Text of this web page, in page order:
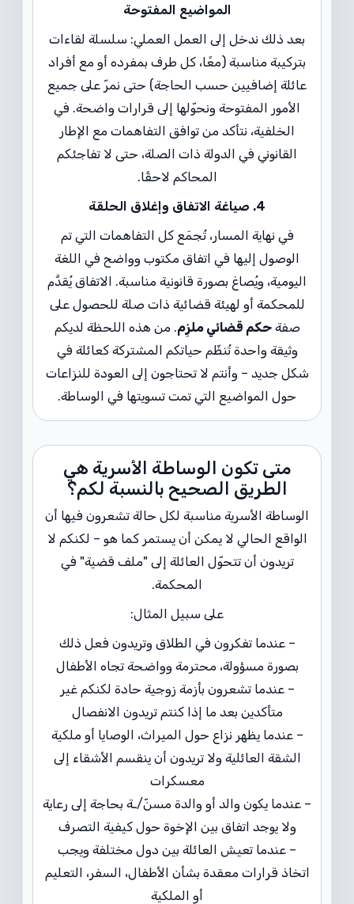
المواضيع المفتوحة
بعد ذلك ندخل إلى العمل العملي: سلسلة لقاءات
بتركيبة مناسبة (معًا، كل طرف بمفرده أو مع أفراد
عائلة إضافيين حسب الحاجة) حتى نمرّ على جميع
الأمور المفتوحة ونحوّلها إلى قرارات واضحة. في
الخلفية، نتأكد من توافق التفاهمات مع الإطار
القانوني في الدولة ذات الصلة، حتى لا تفاجئكم
المحاكم لاحقًا.
4. صياغة الاتفاق وإغلاق الحلقة
في نهاية المسار، تُجمَع كل التفاهمات التي تم
الوصول إليها في اتفاق مكتوب وواضح في اللغة
اليومية، ويُصاغ بصورة قانونية مناسبة. الاتفاق يُقدَّم
للمحكمة أو لهيئة قضائية ذات صلة للحصول على
صفةحكم قضائي ملزِم. من هذه اللحظة لديكم
وثيقة واحدة تُنظّم حياتكم المشتركة كعائلة في
شكل جديد – وأنتم لا تحتاجون إلى العودة للنزاعات
حول المواضيع التي تمت تسويتها في الوساطة.
متى تكون الوساطة الأسرية هي
الطريق الصحيح بالنسبة لكم؟
الوساطة الأسرية مناسبة لكل حالة تشعرون فيها أن
الواقع الحالي لا يمكن أن يستمر كما هو – لكنكم لا
تريدون أن تتحوّل العائلة إلى "ملف قضية" في
المحكمة.
على سبيل المثال:
– عندما تفكرون في الطلاق وتريدون فعل ذلك
بصورة مسؤولة، محترمة وواضحة تجاه الأطفال
– عندما تشعرون بأزمة زوجية حادة لكنكم غير
متأكدين بعد ما إذا كنتم تريدون الانفصال
– عندما يظهر نزاع حول الميراث، الوصايا أو ملكية
الشقة العائلية ولا تريدون أن ينقسم الأشقاء إلى
معسكرات
– عندما يكون والد أو والدة مسنّ/ـة بحاجة إلى رعاية
ولا يوجد اتفاق بين الإخوة حول كيفية التصرف
– عندما تعيش العائلة بين دول مختلفة ويجب
اتخاذ قرارات معقدة بشأن الأطفال، السفر، التعليم
أو الملكية